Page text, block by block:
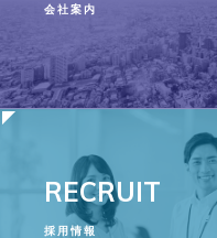
会社案内
RECRUIT
採用情報